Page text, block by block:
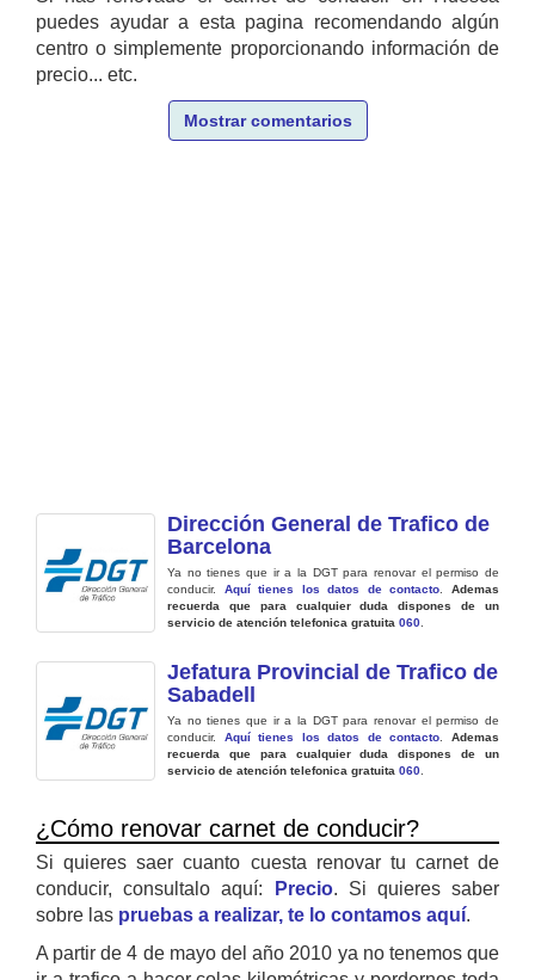
puedes ayudar a esta pagina recomendando algún
centro o simplemente proporcionando información de
precio... etc.
Mostrar comentarios
Dirección General de Trafico de
Barcelona
Ya no tienes que ir a la DGT para renovar el permiso de
conducir. Aquí tienes los datos de contacto .Ademas
recuerda que para cualquier duda dispones de un
servicio de atención telefonica gratuita 060
Jefatura Provincial de Trafico de
Sabadell
Ya no tienes que ir a la DGT para renovar el permiso de
conducir. Aquí tienes los datos de contacto .Ademas
recuerda que para cualquier duda dispones de un
servicio de atención telefonica gratuita 060
¿Cómo renovar carnet de conducir?
Si quieres saer cuanto cuesta renovar tu carnet de
conducir, consultalo aquí:
Precio. Si quieres saber
sobre las pruebas a realizar, te lo contamos aquí.
A partir de 4 de mayo del año 2010 ya no tenemos que